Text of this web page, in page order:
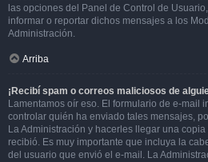
las opciones del Panel de Control de
informar o reportar dichos mensajes a los
Administración.
Arriba
¡Recibí spam o correos maliciosos de
Lamentamos oír eso. El formulario de e-mail
controlar quién ha enviado tales mensajes,
La Administración y hacerles llegar una
recibió. Es muy importante que incluya la
del usuario que envió el e-mail. La